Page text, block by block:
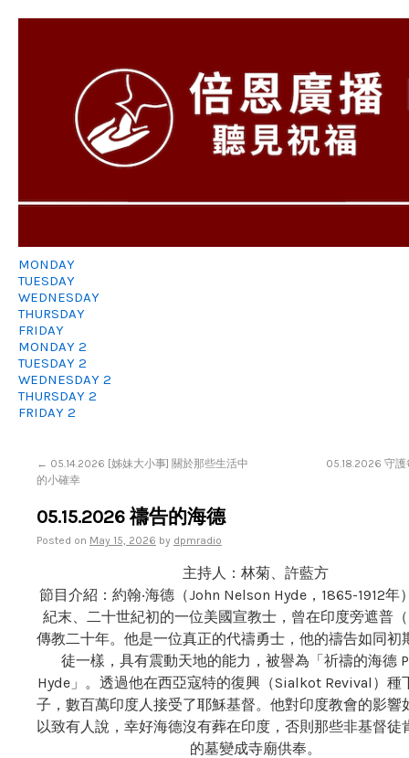
MONDAY
TUESDAY
WEDNESDAY
THURSDAY
FRIDAY
MONDAY 2
TUESDAY 2
WEDNESDAY 2
THURSDAY 2
FRIDAY 2
← 05.14.2026 [姊妹大小事] 關於那些生活中
的小確幸
05.18.2026 守
05.15.2026 禱告的海德
Posted on May 15, 2026 by dpmradio
主持人：林菊、許藍方
節目介紹：約翰‧海德（John Nelson Hyde，1865-1912年
紀末、二十世紀初的一位美國宣教士，曾在印度旁遮普
傳教二十年。他是一位真正的代禱勇士，他的禱告如同初
徒一樣，具有震動天地的能力，被譽為「祈禱的海德
Hyde」。透過他在西亞寇特的復興（Sialkot Revival）種
子，數百萬印度人接受了耶穌基督。他對印度教會的影響
以致有人說，幸​​好海德沒有葬在印度，否則那些非基督徒
的墓變成寺廟供奉。